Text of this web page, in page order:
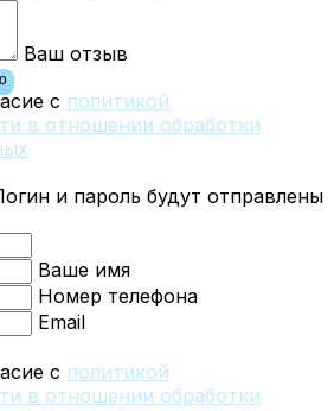
Ваш отзыв
с политикой
в отношении обработки
и пароль будут отправлены
Ваше имя
Номер телефона
Email
с политикой
в отношении обработки